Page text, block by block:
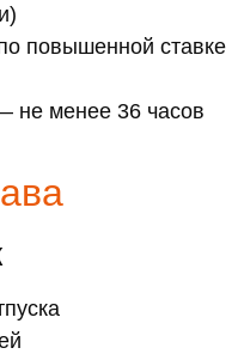
повышенной ставке
не менее 36 часов